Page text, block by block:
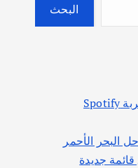
البحث
سامسونج وSpotify تتعاونان لإتاحة تجربة Spotify
البحر الأحمر
جديدة